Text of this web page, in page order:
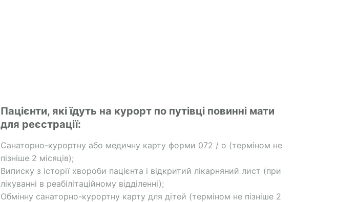
Пацієнти, які їдуть на курорт по путівці повинні мати
для реєстрації:
Санаторно-курортну або медичну карту форми 072 / о (терміном не
пізніше 2 місяців);
Виписку з історії хвороби пацієнта і відкритий лікарняний лист (при
лікуванні в реабілітаційному відділенні);
Обмінну санаторно-курортну карту для дітей (терміном не пізніше 2